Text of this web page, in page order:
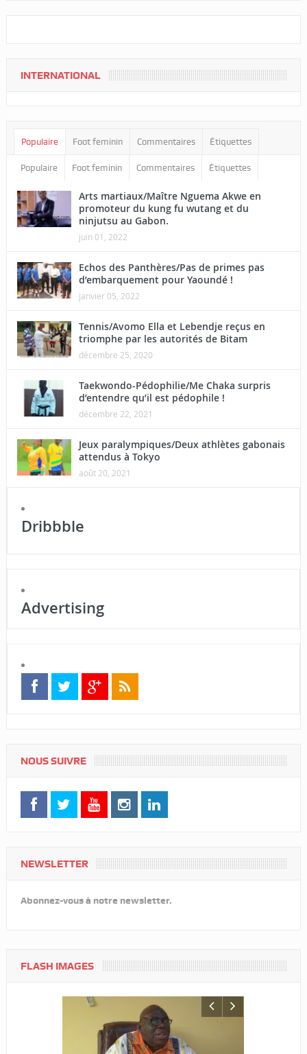
INTERNATIONAL
Populaire Foot feminin Commentaires Étiquettes
Populaire Foot feminin Commentaires Étiquettes
Arts martiaux/Maître Nguema Akwe en
promoteur du kung fu wutang et du
ninjutsu au Gabon.
juin 01, 2022
Echos des Panthères/Pas de primes pas
d’embarquement pour Yaoundé !
janvier 05, 2022
Tennis/Avomo Ella et Lebendje reçus en
triomphe par les autorités de Bitam
décembre 25, 2020
Taekwondo-Pédophilie/Me Chaka surpris
d’entendre qu’il est pédophile !
décembre 22, 2021
Jeux paralympiques/Deux athlètes gabonais
attendus à Tokyo
août 20, 2021
Dribbble
Advertising
NOUS SUIVRE
NEWSLETTER
Abonnez-vous à notre newsletter.
FLASH IMAGES